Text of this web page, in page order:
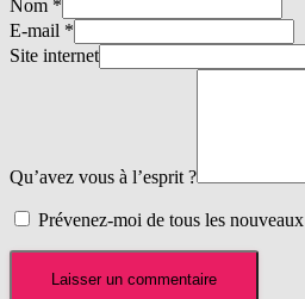
Nom *
E-mail *
Site internet
Qu’avez vous à l’esprit ?
Prévenez-moi de tous les